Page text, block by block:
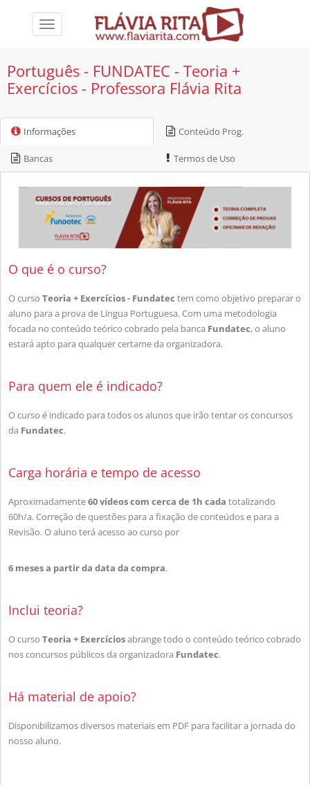
Toggle
Português - FUNDATEC - Teoria +
Exercícios - Professora Flávia Rita
Informações Conteúdo Prog.
Bancas Termos de Uso
O que é o curso?
O curso Teoria + Exercícios - Fundatec tem como objetivo preparar o
aluno para a prova de Língua Portuguesa. Com uma metodologia
focada no conteúdo teórico cobrado pela banca Fundatec, o aluno
estará apto para qualquer certame da organizadora.
Para quem ele é indicado?
O curso é indicado para todos os alunos que irão tentar os concursos
da Fundatec.
Carga horária e tempo de acesso
Aproximadamente60 vídeos com cerca de 1h cada totalizando
60h/a. Correção de questões para a fixação de conteúdos e para a
Revisão. O aluno terá acesso ao curso por
6 meses a partir da data da compra.
Inclui teoria?
O curso Teoria + Exercíciosabrange todo o conteúdo teórico cobrado
nos concursos públicos da organizadora Fundatec.
Há material de apoio?
Disponibilizamos diversos materiais em PDF para facilitar a jornada do
nosso aluno.